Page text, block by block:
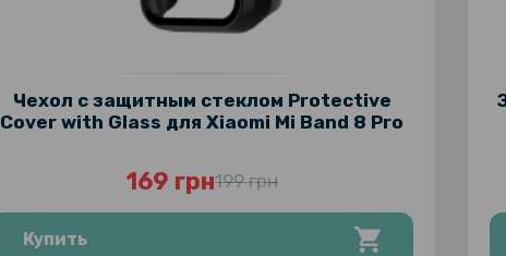
Чехол с защитным стеклом Protective
Cover with Glass для Xiaomi Mi Band 8 Pro
169 грн199 грн
Купить